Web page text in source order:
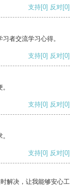
支持[0] 反对[0]
者交流学习心得。
支持[0] 反对[0]
支持[0] 反对[0]
支持[0] 反对[0]
解决，让我能够安心工